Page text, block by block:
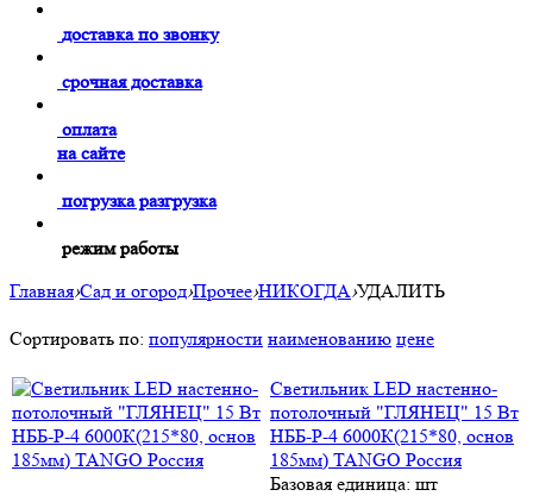
доставка по звонку
срочная доставка
оплата
на сайте
погрузка разгрузка
режим работы
Главная›Сад и огород›Прочее›НИКОГДА›УДАЛИТЬ
Сортировать по: популярности наименованию цене
Cветильник LED настенно-
потолочный "ГЛЯНЕЦ" 15 Вт
НББ-Р-4 6000К(215*80, основ
185мм) TANGO Россия
Базовая единица: шт